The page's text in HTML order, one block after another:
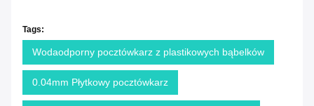
Tags:
Wodaodporny pocztówkarz z plastikowych bąbelków
0.04mm Płytkowy pocztówkarz